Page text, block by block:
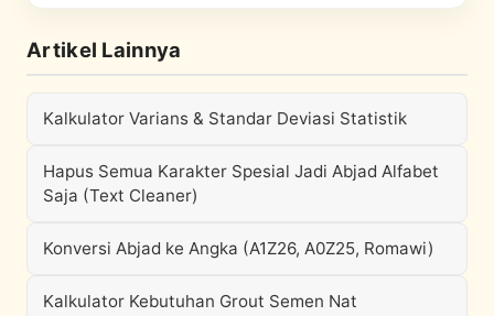
Artikel Lainnya
Kalkulator Varians & Standar Deviasi Statistik
Hapus Semua Karakter Spesial Jadi Abjad Alfabet
Saja (Text Cleaner)
Konversi Abjad ke Angka (A1Z26, A0Z25, Romawi)
Kalkulator Kebutuhan Grout Semen Nat